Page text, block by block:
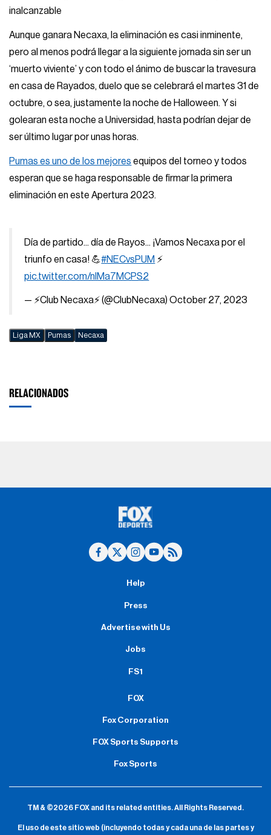
inalcanzable
Aunque ganara Necaxa, la eliminación es casi inminente,
pero al menos podrá llegar a la siguiente jornada sin ser un
‘muerto viviente’ y con todo el ánimo de buscar la travesura
en casa de Rayados, duelo que se celebrará el martes 31 de
octubre, o sea, justamente la noche de Halloween. Y si
golearan esta noche a Universidad, hasta podrían dejar de
ser último lugar por unas horas.
Pumas es uno de los mejores equipos del torneo y todos
esperan que se haga responsable de firmar la primera
eliminación en este Apertura 2023.
Día de partido... día de Rayos... ¡Vamos Necaxa por el
triunfo en casa! 💪#NECvsPUM ⚡
pic.twitter.com/nIMa7MCPS2
— ⚡️Club Necaxa⚡️ (@ClubNecaxa)October 27, 2023
Liga MX Pumas Necaxa
RELACIONADOS
Help
Press
Advertise with Us
Jobs
FS1
FOX
Fox Corporation
FOX Sports Supports
Fox Sports
TM & ©2026 FOX and its related entities.All Rights Reserved.
El uso de este sitio web (incluyendo todas y cada una de las partes y